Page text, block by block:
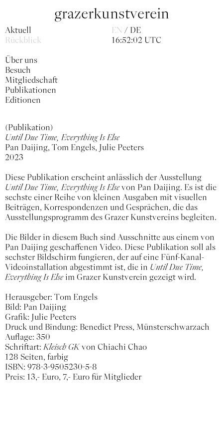
Aktuell
Rückblick
Über uns
Besuch
Mitgliedschaft
Publikationen
Editionen
grazerkunstverein
(Publikation)
Until Due Time, Everything Is Else
Pan Daijing, Tom Engels, Julie Peeters
2023
Diese Publikation erscheint anlässlich der Ausstellung
Until Due Time, Everything Is Elsevon Pan Daijing. Es ist die
sechste einer Reihe von kleinen Ausgaben mit visuellen
Beiträgen, Korrespondenzen und Gesprächen, die das
Ausstellungsprogramm des Grazer Kunstvereins begleiten.
Die Bilder in diesem Buch sind Ausschnitte aus einem von
Pan Daijing geschaffenen Video. Diese Publikation soll als
sechster Bildschirm fungieren, der auf eine Fünf-Kanal-
Videoinstallation abgestimmt ist, die in Until Due Time,
Everything Is Elseim Grazer Kunstverein gezeigt wird.
Herausgeber: Tom Engels
Bild: Pan Daijing
Grafik: Julie Peeters
Druck und Bindung: Benedict Press, Münsterschwarzach
Auflage: 350
Schriftart: Kleisch GKvon Chiachi Chao
128 Seiten, farbig
ISBN: 978-3-9505230-5-8
Preis: 13,- Euro, 7,- Euro für Mitglieder
EN
DE
16:52:02 UTC